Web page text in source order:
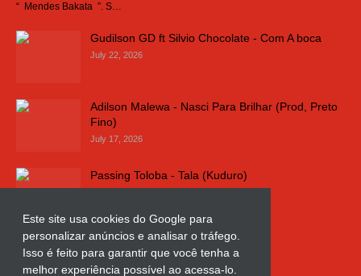
Este site usa cookies do Google para
personalizar anúncios e analisar o tráfego.
Isso é feito para garantir que você tenha a
melhor experiência possível ao acessa-lo.
“ Mendes Bakata ”. S…
Gudilson GD ft Silvio Chocolate - Com A boca
July 22, 2026
Adilson Malewa - Nasci Para Brilhar (Prod, Preto
Fino)
July 17, 2026
Passing Toloba - Tala (Kuduro)
Russo k - Ligação da Comarca
July 11, 2026